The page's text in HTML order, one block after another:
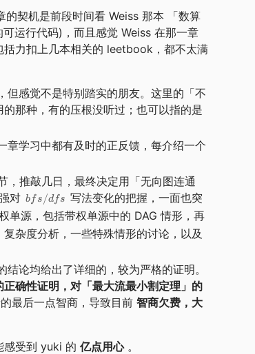
的契机是前段时间看 Weiss 那本 「数算
运行代码)，而且感觉 Weiss 在那一章
括力扣上几本相关的 leetbook，都不太满
感觉不是特别踏实的朋友。这里的「不
那种，有的压根没听过；也可以指的是
学习中都有及时的正反馈，每介绍一个
，推敲几日，最终决定用「无向图连通
对 bf s /dfs 写法变化的把握，一面也突
单源，包括带权单源中的 DAG 情形，再
杂度分析，一些特殊情形的讨论，以及
论均给出了详细的，较为严格的证明。
确性证明，对「最大流最小割定理」的
最后一点智商，导致目前 智商欠费，大
感受到 yuki 的 亿点用心。